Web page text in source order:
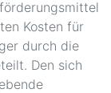
Kosten für
durch die
Den sich